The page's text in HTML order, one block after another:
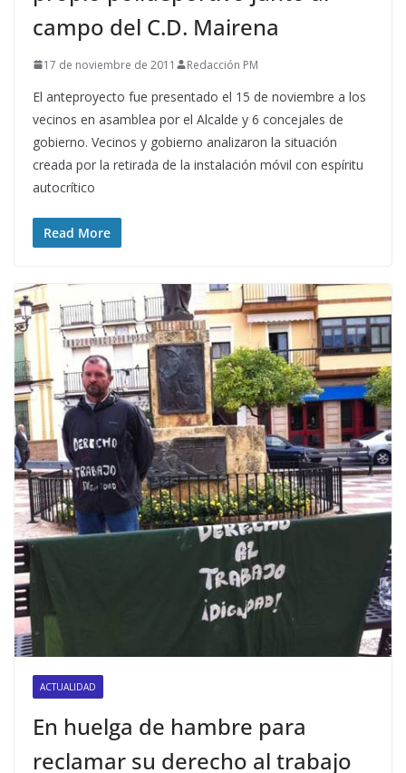
campo del C.D. Mairena
17 de noviembre de 2011 Redacción PM
El anteproyecto fue presentado el 15 de noviembre a los
vecinos en asamblea por el Alcalde y 6 concejales de
gobierno. Vecinos y gobierno analizaron la situación
creada por la retirada de la instalación móvil con espíritu
autocrítico
Read More
ACTUALIDAD
En huelga de hambre para
reclamar su derecho al trabajo